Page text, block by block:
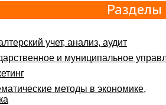
учет, анализ, аудит
и муниципальное
методы в экономике,